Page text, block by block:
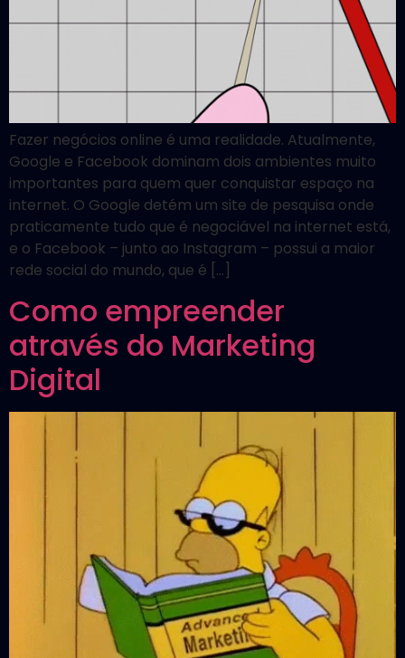
Fazer negócios online é uma realidade. Atualmente,
Google e Facebook dominam dois ambientes muito
importantes para quem quer conquistar espaço na
internet. O Google detém um site de pesquisa onde
praticamente tudo que é negociável na internet está,
e o Facebook – junto ao Instagram – possui a maior
rede social do mundo, que é […]
Como empreender
através do Marketing
Digital